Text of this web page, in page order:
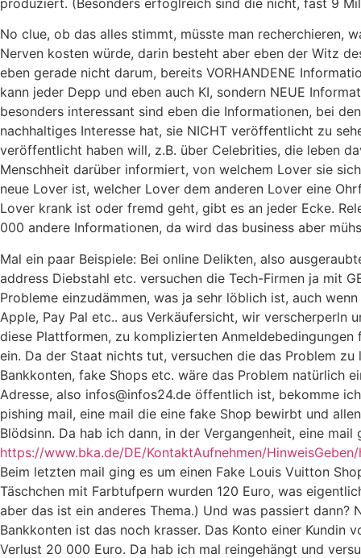
No clue, ob das alles stimmt, müsste man recherchieren,
Nerven kosten würde, darin besteht aber eben der Witz
eben gerade nicht darum, bereits VORHANDENE
kann jeder Depp und eben auch KI, sondern NEUE
besonders interessant sind eben die Informationen, bei
nachhaltiges Interesse hat, sie NICHT veröffentlicht zu
veröffentlicht haben will, z.B. über Celebrities, die leben
Menschheit darüber informiert, von welchem Lover sie
neue Lover ist, welcher Lover dem anderen Lover eine
Lover krank ist oder fremd geht, gibt es an jeder Ecke.
000 andere Informationen, da wird das business aber
Mal ein paar Beispiele: Bei online Delikten, also
address Diebstahl etc. versuchen die Tech-Firmen ja mit
Probleme einzudämmen, was ja sehr löblich ist, auch
Apple, Pay Pal etc.. aus Verkäufersicht, wir verscherperln
diese Plattformen, zu komplizierten Anmeldebedingungen
ein. Da der Staat nichts tut, versuchen die das Problem zu
Bankkonten, fake Shops etc. wäre das Problem natürlich
Adresse, also infos@infos24.de öffentlich ist, bekomme
pishing mail, eine mail die eine fake Shop bewirbt und
Blödsinn. Da hab ich dann, in der Vergangenheit, eine mail
https://www.bka.de/DE/KontaktAufnehmen/
Beim letzten mail ging es um einen Fake Louis Vuitton
Täschchen mit Farbtufpern wurden 120 Euro, was
aber das ist ein anderes Thema.) Und was passiert dann?
Bankkonten ist das noch krasser. Das Konto einer Kundin
Verlust 20 000 Euro. Da hab ich mal reingehängt und